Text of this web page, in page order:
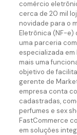
comércio
cerca de 20 mil
novidade para o
Eletrônica (NF-e)
uma parceria
especializada em
mais uma
objetivo de
gerente de
empresa conta
cadastradas,
perfumes e sex
FastCommerce
em soluções